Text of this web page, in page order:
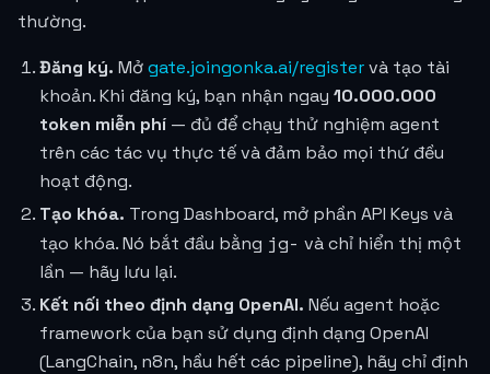
thường.
Đăng ký. Mởgate.joingonka.ai/registervà tạo tài
khoản. Khi đăng ký, bạn nhận ngay 10.000.000
token miễn phí — đủ để chạy thử nghiệm agent
trên các tác vụ thực tế và đảm bảo mọi thứ đều
hoạt động.
Tạo khóa. Trong Dashboard, mở phần API Keys và
tạo khóa. Nó bắt đầu bằng jg- và chỉ hiển thị một
lần — hãy lưu lại.
Kết nối theo định dạng OpenAI. Nếu agent hoặc
framework của bạn sử dụng định dạng OpenAI
(LangChain, n8n, hầu hết các pipeline), hãy chỉ định